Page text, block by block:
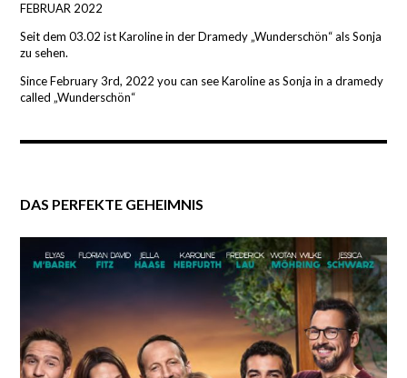
FEBRUAR 2022
Seit dem 03.02 ist Karoline in der Dramedy „Wunderschön“ als Sonja
zu sehen.
Since February 3rd, 2022 you can see Karoline as Sonja in a dramedy
called „Wunderschön“
DAS PERFEKTE GEHEIMNIS